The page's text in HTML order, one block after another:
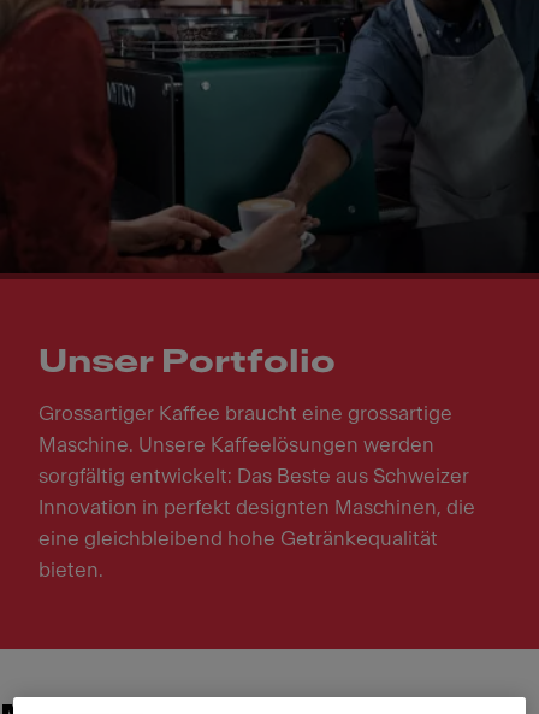
Unser Portfolio
Grossartiger Kaffee braucht eine grossartige
Maschine. Unsere Kaffeelösungen werden
sorgfältig entwickelt: Das Beste aus Schweizer
Innovation in perfekt designten Maschinen, die
eine gleichbleibend hohe Getränkequalität
bieten.